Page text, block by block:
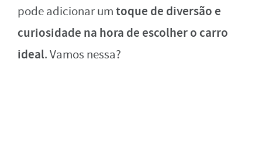
pode adicionar umtoque de diversão e
curiosidade na hora de escolher o carro
ideal. Vamos nessa?